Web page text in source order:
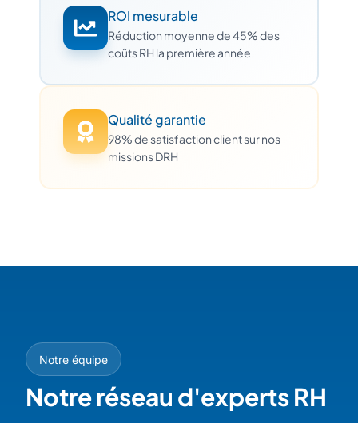
ROI mesurable
Réduction moyenne de 45% des
coûts RH la première année
Qualité garantie
98% de satisfaction client sur nos
missions DRH
Notre équipe
Notre réseau d'experts RH